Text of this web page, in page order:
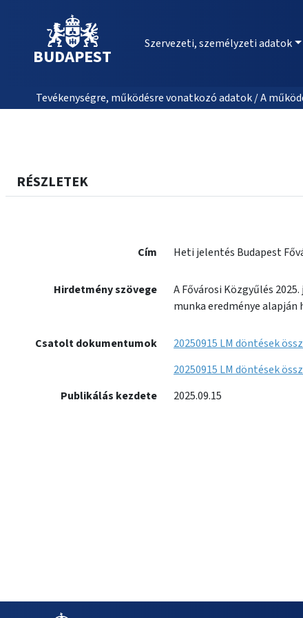
BUDAPEST
Szervezeti, személyzeti adatok
Tevékenységre, működésre vonatkozó adatok / A
RÉSZLETEK
Cím
Heti jelentés Budapest
Hirdetmény szövege
A Fővárosi Közgyűlés
munka eredménye
Csatolt dokumentumok
20250915 LM döntések
20250915 LM döntések
Publikálás kezdete
2025.09.15